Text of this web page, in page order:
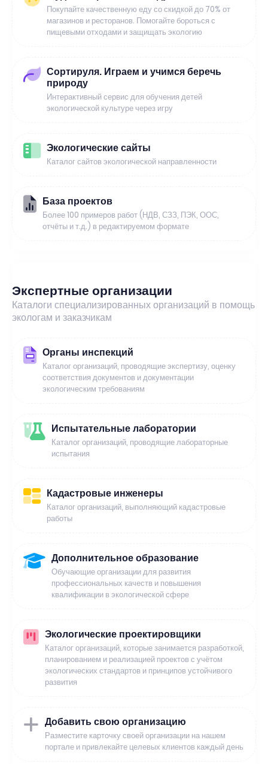
Покупайте качественную еду со скидкой до 70% от
магазинов и ресторанов. Помогайте бороться с
пищевыми отходами и защищать экологию
Сортируля. Играем и учимся беречь
природу
Интерактивный сервис для обучения детей
экологической культуре через игру
Экологические сайты
Каталог сайтов экологической направленности
База проектов
Более 100 примеров работ (НДВ, СЗЗ, ПЭК, ООС,
отчёты и т.д.) в редактируемом формате
Экспертные организации
Каталоги специализированных организаций в помощь
экологам и заказчикам
Органы инспекций
Каталог организаций, проводящие экспертизу, оценку
соответствия документов и документации
экологическим требованиям
Испытательные лаборатории
Каталог организаций, проводящие лабораторные
испытания
Кадастровые инженеры
Каталог организаций, выполняющий кадастровые
работы
Дополнительное образование
Обучающие организации для развития
профессиональных качеств и повышения
квалификации в экологической сфере
Экологические проектировщики
Каталог организаций, которые занимается разработкой,
планированием и реализацией проектов с учётом
экологических стандартов и принципов устойчивого
развития
Добавить свою организацию
Разместите карточку своей организации на нашем
портале и привлекайте целевых клиентов каждый день